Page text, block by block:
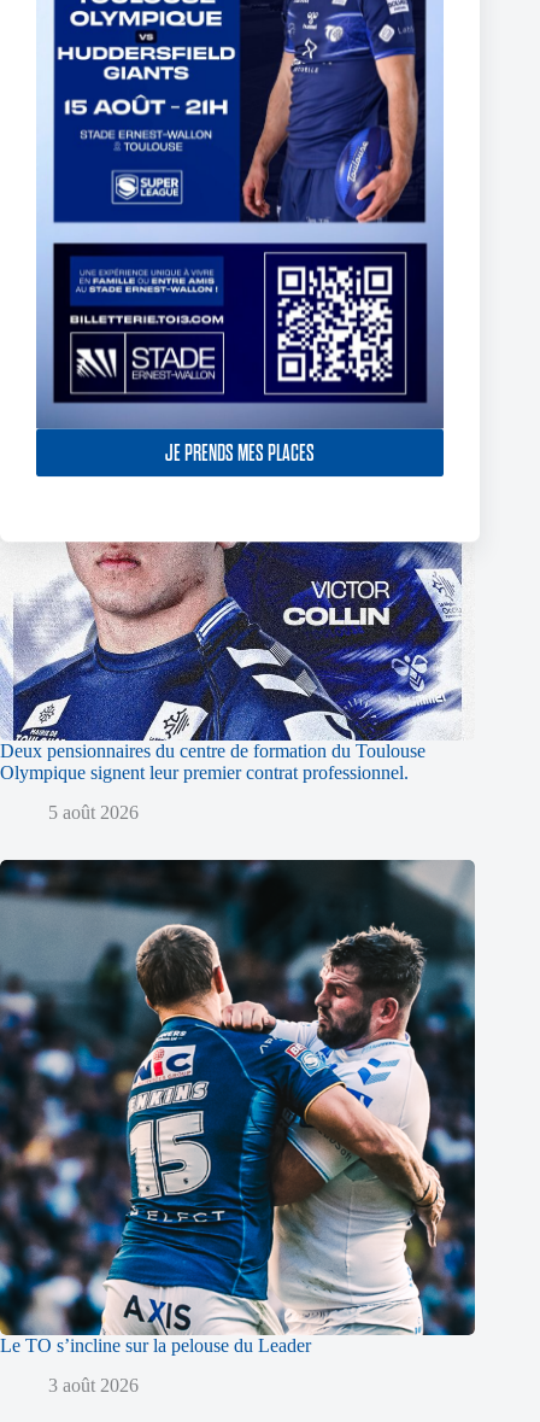
JE PRENDS MES PLACES
Two Toulouse Olympique Academy Graduates Sign Their
First Professional Contracts.
5 août 2026
Deux pensionnaires du centre de formation du Toulouse
Olympique signent leur premier contrat professionnel.
5 août 2026
Le TO s’incline sur la pelouse du Leader
3 août 2026